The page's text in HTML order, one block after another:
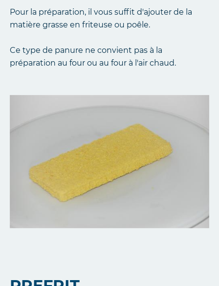
Pour la préparation, il vous suffit d'ajouter de la
matière grasse en friteuse ou poêle.
Ce type de panure ne convient pas à la
préparation au four ou au four à l'air chaud.